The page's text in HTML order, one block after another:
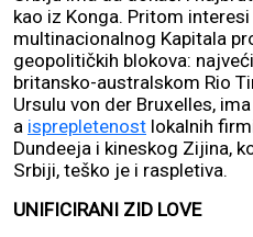
kao iz Konga. Pritom
multinacionalnog Kapitala
geopolitičkih blokova:
britansko-australskom Rio
Ursulu von der Bruxelles,
a isprepletenost lokalnih
Dundeeja i kineskog Zijina,
Srbiji, teško je i raspletiva.
UNIFICIRANI ZID LOVE